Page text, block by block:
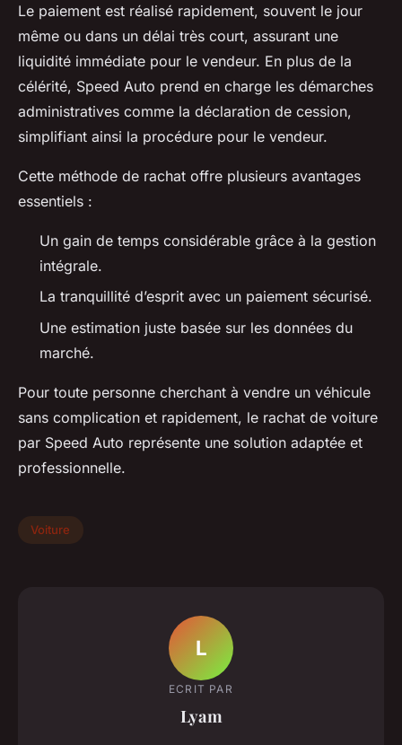
Le paiement est réalisé rapidement, souvent le jour
même ou dans un délai très court, assurant une
liquidité immédiate pour le vendeur. En plus de la
célérité, Speed Auto prend en charge les démarches
administratives comme la déclaration de cession,
simplifiant ainsi la procédure pour le vendeur.
Cette méthode de rachat offre plusieurs avantages
essentiels :
Un gain de temps considérable grâce à la gestion
intégrale.
La tranquillité d’esprit avec un paiement sécurisé.
Une estimation juste basée sur les données du
marché.
Pour toute personne cherchant à vendre un véhicule
sans complication et rapidement, le rachat de voiture
par Speed Auto représente une solution adaptée et
professionnelle.
Voiture
L
ECRIT PAR
Lyam